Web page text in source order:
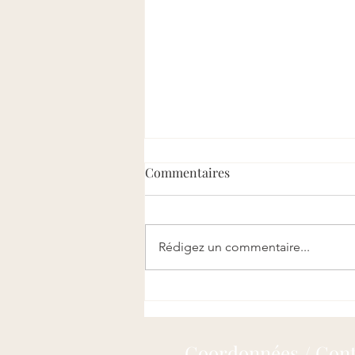
enfant"
Commentaires
Rédigez un commentaire...